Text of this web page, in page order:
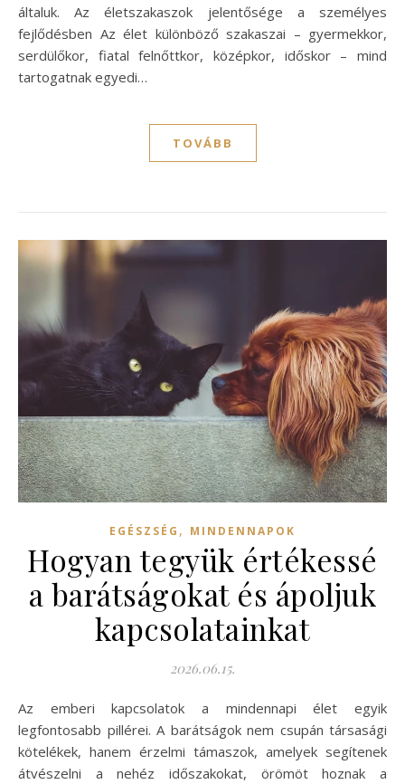
általuk. Az életszakaszok jelentősége a személyes
fejlődésben Az élet különböző szakaszai – gyermekkor,
serdülőkor, fiatal felnőttkor, középkor, időskor – mind
tartogatnak egyedi…
TOVÁBB
EGÉSZSÉG , MINDENNAPOK
Hogyan tegyük értékessé
a barátságokat és ápoljuk
kapcsolatainkat
2026.06.15.
Az emberi kapcsolatok a mindennapi élet egyik
legfontosabb pillérei. A barátságok nem csupán társasági
kötelékek, hanem érzelmi támaszok, amelyek segítenek
átvészelni a nehéz időszakokat, örömöt hoznak a